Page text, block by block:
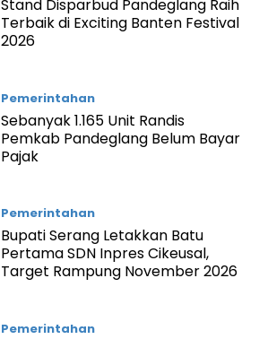
Stand Disparbud Pandeglang Raih
Terbaik di Exciting Banten Festival
2026
Pemerintahan
Sebanyak 1.165 Unit Randis
Pemkab Pandeglang Belum Bayar
Pajak
Pemerintahan
Bupati Serang Letakkan Batu
Pertama SDN Inpres Cikeusal,
Target Rampung November 2026
Pemerintahan